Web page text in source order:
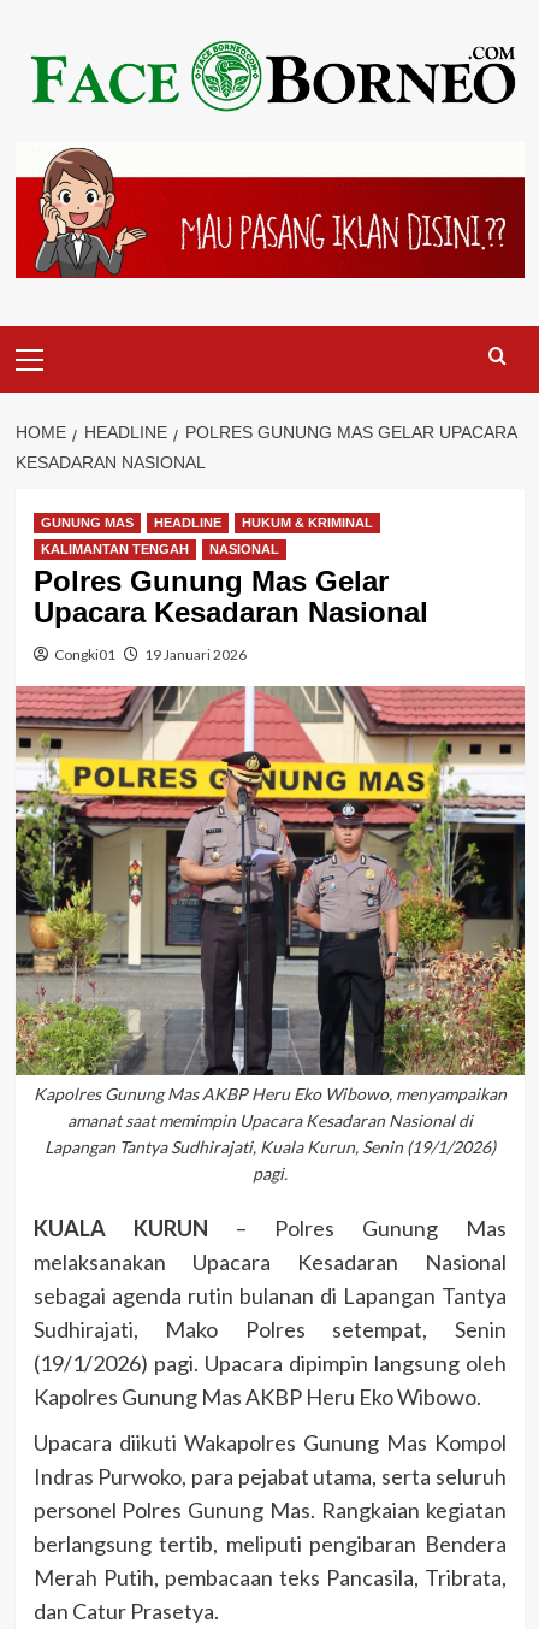
content
Menu
HOME HEADLINE
POLRES GUNUNG MAS GELAR UPACARA
KESADARAN NASIONAL
GUNUNG MAS HEADLINE
HUKUM & KRIMINAL
KALIMANTAN TENGAH
NASIONAL
Polres Gunung Mas Gelar
Upacara Kesadaran Nasional
Congki01 19 Januari 2026
Kapolres Gunung Mas AKBP Heru Eko Wibowo, menyampaikan
amanat saat memimpin Upacara Kesadaran Nasional di
Lapangan Tantya Sudhirajati, Kuala Kurun, Senin (19/1/2026)
pagi.
KUALA KURUN – Polres Gunung Mas
melaksanakan Upacara Kesadaran Nasional
sebagai agenda rutin bulanan di Lapangan Tantya
Sudhirajati, Mako Polres setempat, Senin
(19/1/2026) pagi. Upacara dipimpin langsung oleh
Kapolres Gunung Mas AKBP Heru Eko Wibowo.
Upacara diikuti Wakapolres Gunung Mas Kompol
Indras Purwoko, para pejabat utama, serta seluruh
personel Polres Gunung Mas. Rangkaian kegiatan
berlangsung tertib, meliputi pengibaran Bendera
Merah Putih, pembacaan teks Pancasila, Tribrata,
dan Catur Prasetya.